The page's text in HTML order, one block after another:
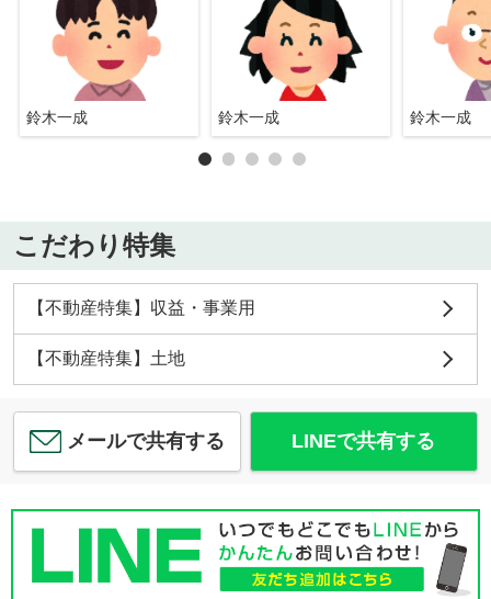
鈴木一成 鈴木一成 鈴木一成
こだわり特集
【不動産特集】収益・事業用
【不動産特集】土地
メールで共有する LINEで共有する